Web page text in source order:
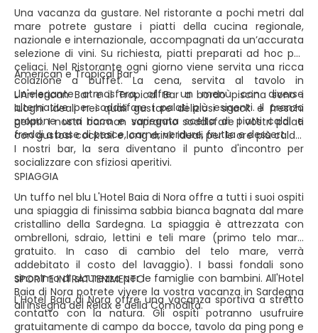
Una vacanza da gustare. Nel ristorante a pochi metri dal
mare potrete gustare i piatti della cucina regionale,
nazionale e internazionale, accompagnati da un’accurata
selezione di vini. Su richiesta, piatti preparati ad hoc per
celiaci. Nel Ristorante ogni giorno viene servita una ricca
colazione a buffet. La cena, servita al tavolo in
un'elegante atmosfera, offre un menù con diverse
alternative per soddisfare i palati più esigenti. Il pranzo
propone una ricca e variegata scelta di piatti caldi e
freddi a base di pesce, carne, verdure, frutta e dessert.
American e Tropical Bar
L'American Bar e il Tropical Bar a bordo piscina sono i
luoghi ideali nei quali gustare deliziosi snack e freschi
gelati. I nostri barman sapranno soddisfare i vostri palati
con gustosi cocktail e long drink ideali per le ore più calde.
I nostri bar, la sera diventano il punto d'incontro per
socializzare con sfiziosi aperitivi.
SPIAGGIA
Un tuffo nel blu L'Hotel Baia di Nora offre a tutti i suoi ospiti
una spiaggia di finissima sabbia bianca bagnata dal mare
cristallino della Sardegna. La spiaggia è attrezzata con
ombrelloni, sdraio, lettini e teli mare (primo telo mare
gratuito. In caso di cambio del telo mare, verrà
addebitato il costo del lavaggio). I bassi fondali sono
sinonimo di sicurezza per le famiglie con bambini. All'Hotel
Baia di Nora potrete vivere la vostra vacanza in Sardegna
all'insegna del Relax e della Comodità.
SPORT E INTRATTENIMENTO
L'Hotel Baia di Nora offre una vacanza sportiva a stretto
contatto con la natura. Gli ospiti potranno usufruire
gratuitamente di campo da bocce, tavolo da ping pong e